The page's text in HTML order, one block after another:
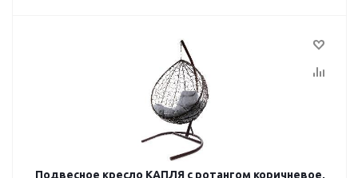
Подвесное кресло КАПЛЯ с ротангом коричневое,